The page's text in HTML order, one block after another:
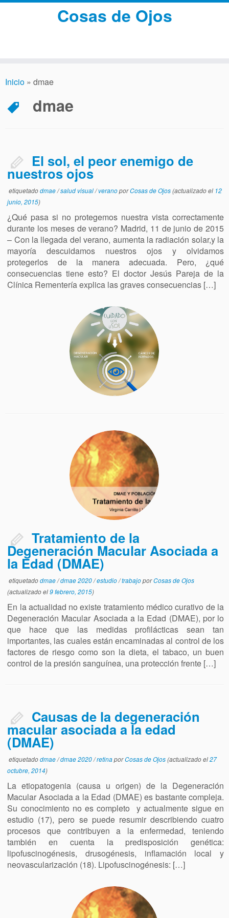
Cosas de Ojos
Inicio » dmae
dmae
El sol, el peor enemigo de
nuestros ojos
etiquetadodmae/salud visual/veranoporCosas de Ojos(actualizado el 12
junio, 2015)
¿Qué pasa si no protegemos nuestra vista correctamente
durante los meses de verano? Madrid, 11 de junio de 2015
– Con la llegada del verano, aumenta la radiación solar,y la
mayoría descuidamos nuestros ojos y olvidamos
protegerlos de la manera adecuada. Pero, ¿qué
consecuencias tiene esto? El doctor Jesús Pareja de la
Clínica Rementería explica las graves consecuencias […]
Tratamiento de la
Degeneración Macular Asociada a
la Edad (DMAE)
etiquetadodmae/dmae 2020/estudio/trabajoporCosas de Ojos
(actualizado el9 febrero, 2015)
En la actualidad no existe tratamiento médico curativo de la
Degeneración Macular Asociada a la Edad (DMAE), por lo
que hace que las medidas profilácticas sean tan
importantes, las cuales están encaminadas al control de los
factores de riesgo como son la dieta, el tabaco, un buen
control de la presión sanguínea, una protección frente […]
Causas de la degeneración
macular asociada a la edad
(DMAE)
etiquetadodmae/dmae 2020/retinaporCosas de Ojos(actualizado el27
octubre, 2014)
La etiopatogenia (causa u origen) de la Degeneración
Macular Asociada a la Edad (DMAE) es bastante compleja.
Su conocimiento no es completo y actualmente sigue en
estudio (17), pero se puede resumir describiendo cuatro
procesos que contribuyen a la enfermedad, teniendo
también en cuenta la predisposición genética:
lipofuscinogénesis, drusogénesis, inflamación local y
neovascularización (18). Lipofuscinogénesis: […]